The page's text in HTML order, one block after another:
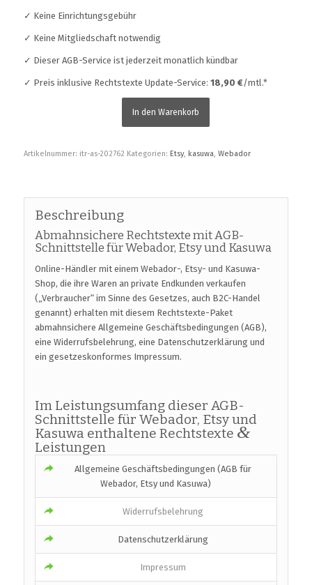
✓ Keine Einrichtungsgebühr
✓ Keine Mitgliedschaft notwendig
✓ Dieser AGB-Service ist jederzeit monatlich kündbar
✓ Preis inklusive Rechtstexte Update-Service: 18,90 €/mtl.*
In den Warenkorb
Artikelnummer: itr-as-202762 Kategorien: Etsy, kasuwa, Webador
Beschreibung
Abmahnsichere Rechtstexte mit AGB-
Schnittstelle für Webador, Etsy und Kasuwa
Online-Händler mit einem Webador-, Etsy- und Kasuwa-
Shop, die ihre Waren an private Endkunden verkaufen
(„Verbraucher“ im Sinne des Gesetzes, auch B2C-Handel
genannt) erhalten mit diesem Rechtstexte-Paket
abmahnsichere Allgemeine Geschäftsbedingungen (AGB),
eine Widerrufsbelehrung, eine Datenschutzerklärung und
ein gesetzeskonformes Impressum.
Im Leistungsumfang dieser AGB-
Schnittstelle für Webador, Etsy und
Kasuwa enthaltene Rechtstexte &
Leistungen
Allgemeine Geschäftsbedingungen (AGB für
Webador, Etsy und Kasuwa)
Widerrufsbelehrung
Datenschutzerklärung
Impressum